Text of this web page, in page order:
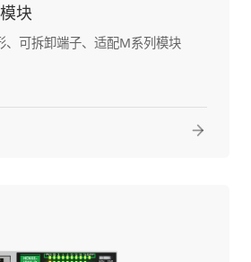
块
、可拆卸端子、适配M系列模块